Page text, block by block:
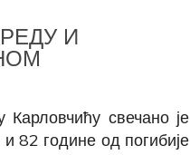
И
свечано је
82 године од погибије